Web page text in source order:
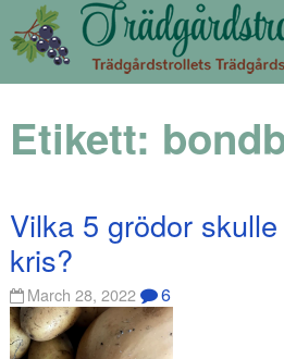
Etikett:
Vilka 5 grödor
kris?
March 28, 2022 6